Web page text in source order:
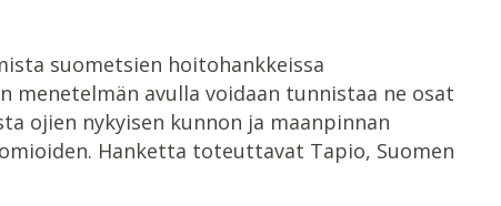
suometsien hoitohankkeissa
menetelmän avulla voidaan tunnistaa ne osat
ojien nykyisen kunnon ja maanpinnan
Hanketta toteuttavat Tapio, Suomen